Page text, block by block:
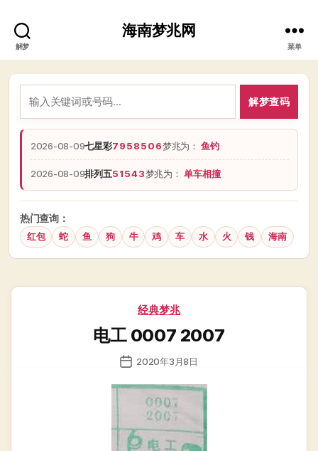
解梦
海南梦兆网
菜单
解梦查码
2026-08-09七星彩7958506梦兆为：鱼钓
2026-08-09排列五51543梦兆为：单车相撞
热门查询：
红包 蛇 鱼 狗 牛 鸡 车 水 火 钱 海南
分
经典梦兆
电工 0007 2007
发
日
2020年3月8日